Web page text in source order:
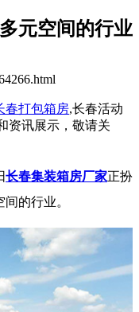
元空间的行业
春打包箱房,长春活动
资讯展示，敬请关
长春集装箱房厂家正扮
的行业。